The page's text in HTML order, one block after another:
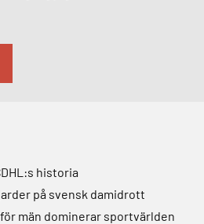
historia
på svensk damidrott
män dominerar sportvärlden